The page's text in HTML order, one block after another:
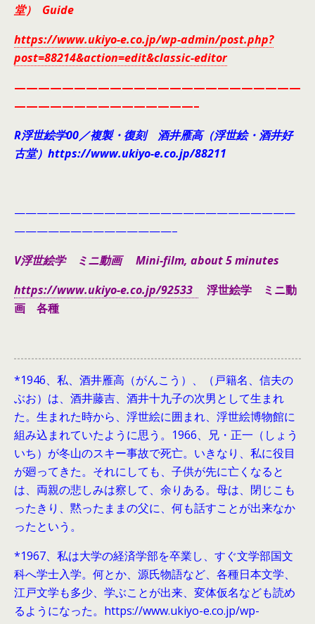
堂） Guide
https://www.ukiyo-e.co.jp/wp-admin/post.php?
post=88214&action=edit&classic-editor
————————————————————————
———————————————–
R浮世絵学00／複製・復刻 酒井雁高（浮世絵・酒井好
古堂）https://www.ukiyo-e.co.jp/88211
—————————————————————————
——————————————–
V浮世絵学 ミニ動画 Mini-film, about 5 minutes
https://www.ukiyo-e.co.jp/92533
浮世絵学 ミニ動
画 各種
*1946、 私、酒井雁高（がんこう）、（戸籍名、信夫の
ぶお）は、酒井藤吉、酒井十九子の次男として生まれ
た。生まれた時から、浮世絵に囲まれ、浮世絵博物館に
組み込まれていたように思う。1966、兄・正一（しょう
いち）が冬山のスキー事故で死亡。いきなり、私に役目
が廻ってきた。それにしても、子供が先に亡くなると
は、両親の悲しみは察して、余りある。母は、閉じこも
ったきり、黙ったままの父に、何も話すことが出来なか
ったという。
*1967、私は大学の経済学部を卒業し、すぐ文学部国文
科へ学士入学。何とか、源氏物語など、各種日本文学、
江戸文学も多少、学ぶことが出来、変体仮名なども読め
るようになった。https://www.ukiyo-e.co.jp/wp-